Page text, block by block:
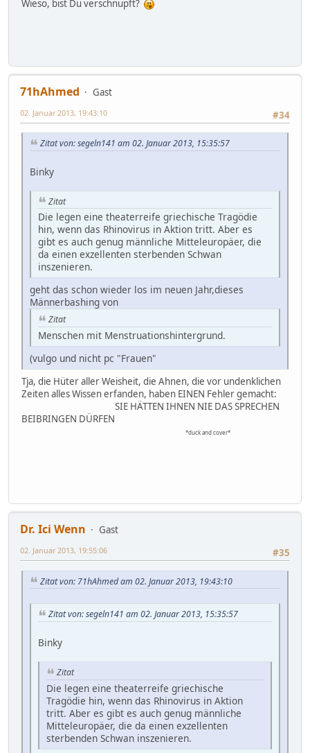
Wieso, bist Du verschnupft?
71hAhmed
Gast
#34
02. Januar 2013, 19:43:10
Zitat von: segeln141 am 02. Januar 2013, 15:35:57
Binky
Zitat
Die legen eine theaterreife griechische Tragödie
hin, wenn das Rhinovirus in Aktion tritt. Aber es
gibt es auch genug männliche Mitteleuropäer, die
da einen exzellenten sterbenden Schwan
inszenieren.
geht das schon wieder los im neuen Jahr,dieses
Männerbashing von
Zitat
Menschen mit Menstruationshintergrund.
(vulgo und nicht pc "Frauen"
Tja, die Hüter aller Weisheit, die Ahnen, die vor undenklichen
Zeiten alles Wissen erfanden, haben EINEN Fehler gemacht:
SIE HÄTTEN IHNEN NIE DAS SPRECHEN
BEIBRINGEN DÜRFEN
*duck and cover*
Dr. Ici Wenn
Gast
#35
02. Januar 2013, 19:55:06
Zitat von: 71hAhmed am 02. Januar 2013, 19:43:10
Zitat von: segeln141 am 02. Januar 2013, 15:35:57
Binky
Zitat
Die legen eine theaterreife griechische
Tragödie hin, wenn das Rhinovirus in Aktion
tritt. Aber es gibt es auch genug männliche
Mitteleuropäer, die da einen exzellenten
sterbenden Schwan inszenieren.